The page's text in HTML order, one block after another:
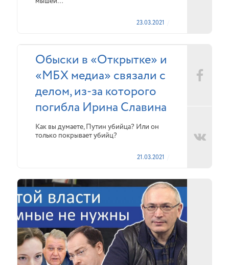
23.03.2021
Обыски в «Открытке» и
«МБХ медиа» связали с
делом, из-за которого
погибла Ирина Славина
Как вы думаете, Путин убийца? Или он
только покрывает убийц?
21.03.2021